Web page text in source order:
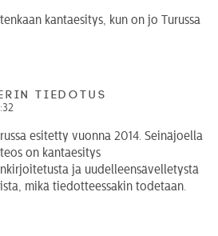
kantaesitys, kun on jo Turussa
tiedotus
esitetty vuonna 2014. Seinäjoella
on kantaesitys
ja uudelleensävelletystä
mikä tiedotteessakin todetaan.